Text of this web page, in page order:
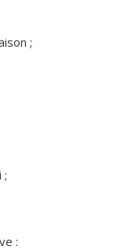
;
;
: